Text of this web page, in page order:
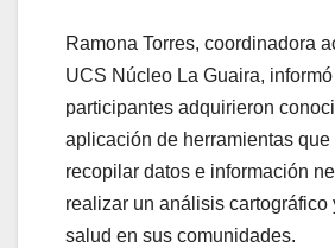
Ramona Torres, coordinadora
UCS Núcleo La Guaira,
participantes adquirieron
aplicación de herramientas que
recopilar datos e información
realizar un análisis cartográfico
salud en sus comunidades.